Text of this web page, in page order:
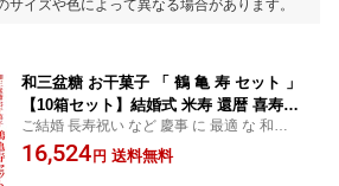
サイズや色によって異なる場合があります。
和三盆糖 お干菓子 「 鶴 亀 寿 セット 」
【10箱セット】結婚式 米寿 還暦 喜寿
ギフト お祝 長寿祝い プレゼント お干
菓子 干菓子 和三盆 おため 披露宴 内祝
ご結婚 長寿祝い など 慶事 に 最適 な 和三
盆糖 お干菓子 結婚式 米寿 還暦 喜寿 ギフト
お祝 プレゼント 干菓子 披露宴 内祝い お菓
16,524 円 送料無料